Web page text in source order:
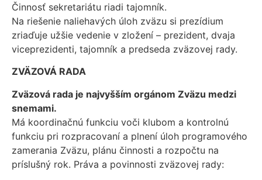
Činnosť sekretariátu riadi tajomník.
Na riešenie naliehavých úloh zväzu si prezídium
zriaďuje užšie vedenie v zložení – prezident, dvaja
viceprezidenti, tajomník a predseda zväzovej rady.
ZVÄZOVÁ RADA
Zväzová rada je najvyšším orgánom Zväzu medzi
snemami.
Má koordinačnú funkciu voči klubom a kontrolnú
funkciu pri rozpracovaní a plnení úloh programového
zamerania Zväzu, plánu činnosti a rozpočtu na
príslušný rok. Práva a povinnosti zväzovej rady: